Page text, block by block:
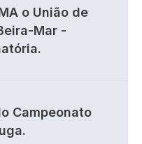
o União de
Mar -
Campeonato